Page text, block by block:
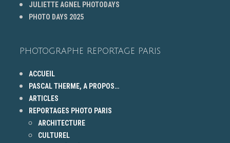
JULIETTE AGNEL PHOTODAYS
PHOTO DAYS 2025
PHOTOGRAPHE REPORTAGE PARIS
ACCUEIL
PASCAL THERME, A PROPOS…
ARTICLES
REPORTAGES PHOTO PARIS
ARCHITECTURE
CULTUREL